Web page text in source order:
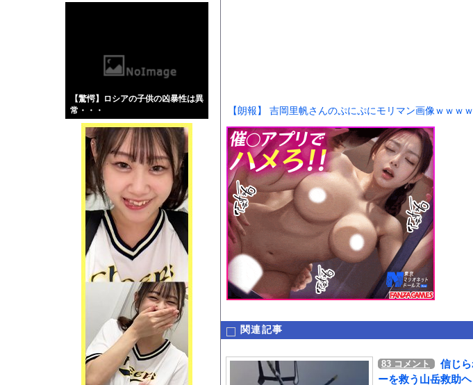
【驚愕】ロシアの子供の凶暴性は異
常・・・
お知らせ
【動画】DJI Neo2で釣りの自撮りをしようとした男の悲劇（ノ∇`
Powered by livedoor 相互RSS
このページは
1000mgが管理しています。 RSS設定 更
示されません。
【朗報】 吉岡里帆さんのぷにぷにモリマン画像ｗｗｗ
関連記事
83 コメント
信じ
ーを救う山岳救助ヘ